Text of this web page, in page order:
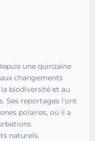
une quinzaine
changements
biodiversité et au
Ses reportages l’ont
polaires, où il a
naturels.